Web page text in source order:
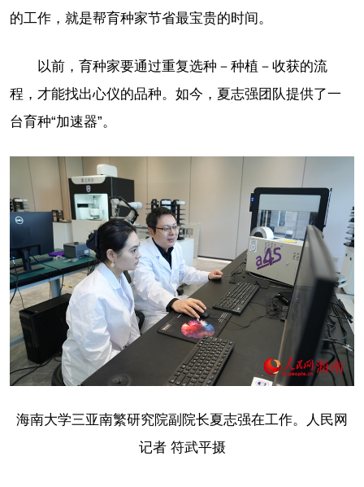
的工作，就是帮育种家节省最宝贵的时间。
以前，育种家要通过重复选种－种植－收获的流
程，才能找出心仪的品种。如今，夏志强团队提供了一
台育种“加速器”。
海南大学三亚南繁研究院副院长夏志强在工作。人民网
记者 符武平摄